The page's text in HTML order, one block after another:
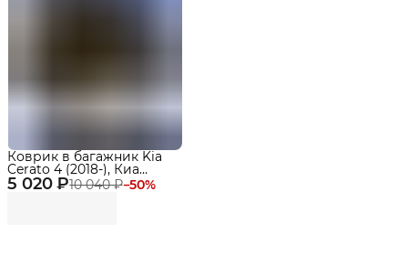
5 020 ₽10 040 ₽−50%
Коврик в багажник Kia
Cerato 4 (2018-), Киа
Церато 4 Эва, Eva